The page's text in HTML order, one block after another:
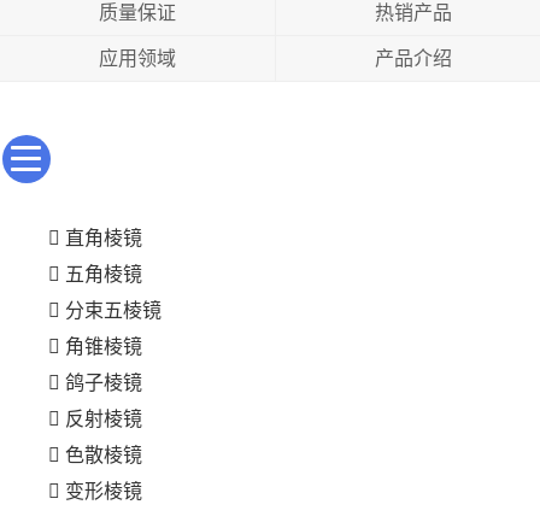
质量保证 热销产品
应用领域 产品介绍
直角棱镜
五角棱镜
分束五棱镜
角锥棱镜
鸽子棱镜
反射棱镜
色散棱镜
变形棱镜